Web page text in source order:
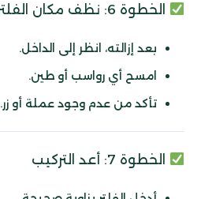
الخطوة 6: نظف مكان الفلتر أيضًا
بعد إزالته، انظر إلى الداخل.
امسح أي رواسب أو طين.
تأكد من عدم وجود عملة أو زر.
الخطوة 7: أعد التركيب